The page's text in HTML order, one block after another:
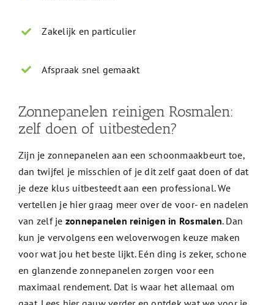
Zakelijk en particulier
Afspraak snel gemaakt
Zonnepanelen reinigen Rosmalen:
zelf doen of uitbesteden?
Zijn je zonnepanelen aan een schoonmaakbeurt toe,
dan twijfel je misschien of je dit zelf gaat doen of dat
je deze klus uitbesteedt aan een professional. We
vertellen je hier graag meer over de voor- en nadelen
van zelf je zonnepanelen reinigen in Rosmalen. Dan
kun je vervolgens een weloverwogen keuze maken
voor wat jou het beste lijkt. Eén ding is zeker, schone
en glanzende zonnepanelen zorgen voor een
maximaal rendement. Dat is waar het allemaal om